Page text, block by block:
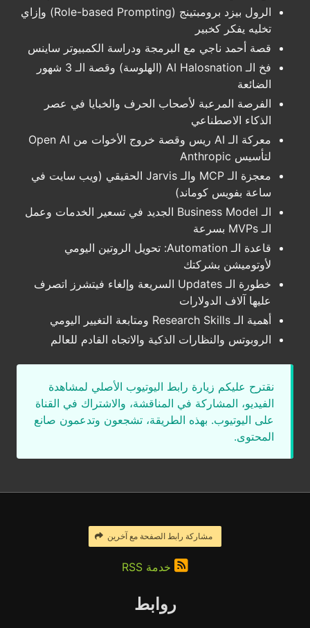
الرول بيزد برومبتينج (Role-based Prompting) وإزاي
تخليه يفكر كخبير
قصة أحمد ناجي مع البرمجة ودراسة الكمبيوتر ساينس
فخ الـ AI Halosnation (الهلوسة) وقصة الـ 3 شهور
الضائعة
الفرصة المرعبة لأصحاب الحرف والخبايا في عصر
الذكاء الاصطناعي
معركة الـ AI ريس وقصة خروج الأخوات من Open AI
لتأسيس Anthropic
معجزة الـ MCP والـ Jarvis الحقيقي (ويب سايت في
ساعة بفويس كوماند)
الـ Business Model الجديد في تسعير الخدمات وعمل
الـ MVPs بسرعة
قاعدة الـ Automation: تحويل الروتين اليومي
لأوتوميشن بشركتك
خطورة الـ Updates السريعة وإلغاء فيتشرز اتصرف
عليها آلاف الدولارات
أهمية الـ Research Skills ومتابعة التغيير اليومي
الروبوتس والنظارات الذكية والاتجاه القادم للعالم
نقترح عليكم زيارة رابط اليوتيوب الأصلي لمشاهدة
الفيديو، المشاركة في المناقشة، والاشتراك في القناة
على اليوتيوب. بهذه الطريقة، تشجعون وتدعمون صانع
المحتوى.
مشاركة رابط الصفحة مع آخرين
خدمة RSS
روابط